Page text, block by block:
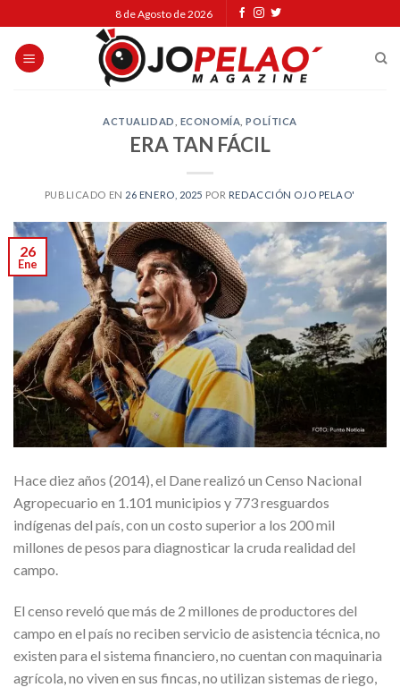
to
content
8 de Agosto de 2026
ACTUALIDAD ECONOMÍA ,POLÍTICA
ERA TAN FÁCIL
PUBLICADO EN 26 ENERO, 2025 POR REDACCIÓN OJO PELAO'
26
Ene
Hace diez años (2014), el Dane realizó un Censo Nacional
Agropecuario en 1.101 municipios y 773 resguardos
indígenas del país, con un costo superior a los 200 mil
millones de pesos para diagnosticar la cruda realidad del
campo.
El censo reveló que más de 2 millones de productores del
campo en el país no reciben servicio de asistencia técnica, no
existen para el sistema financiero, no cuentan con maquinaria
agrícola, no viven en sus fincas, no utilizan sistemas de riego,